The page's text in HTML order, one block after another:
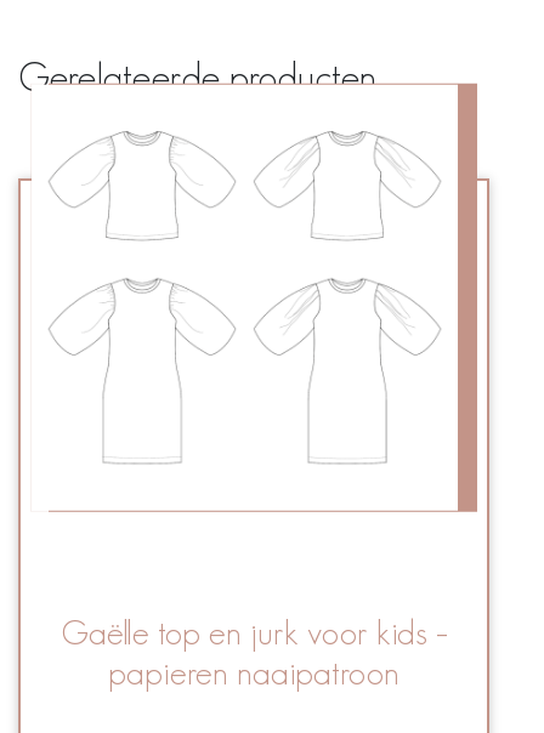
Gerelateerde producten
Gaëlle top en jurk voor kids –
papieren naaipatroon